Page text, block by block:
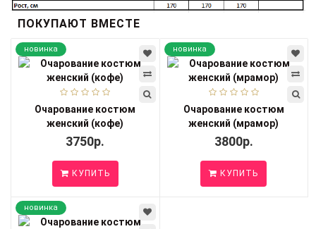
ПОКУПАЮТ ВМЕСТЕ
новинка
Очарование костюм
женский (кофе)
3750р.
КУПИТЬ
новинка
Очарование костюм
женский (мрамор)
3800р.
КУПИТЬ
новинка